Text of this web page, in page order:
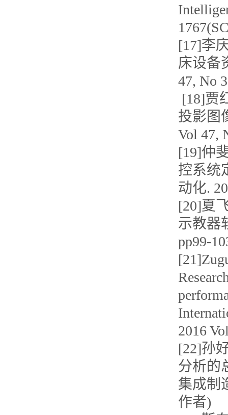
[17]李
床设备
47, No
[18]贾
投影图
Vol 47,
[19]仲
控系统
动化.
[20]夏
示教器
pp99-
2016
[22]孙
分析的
集成制
作者)